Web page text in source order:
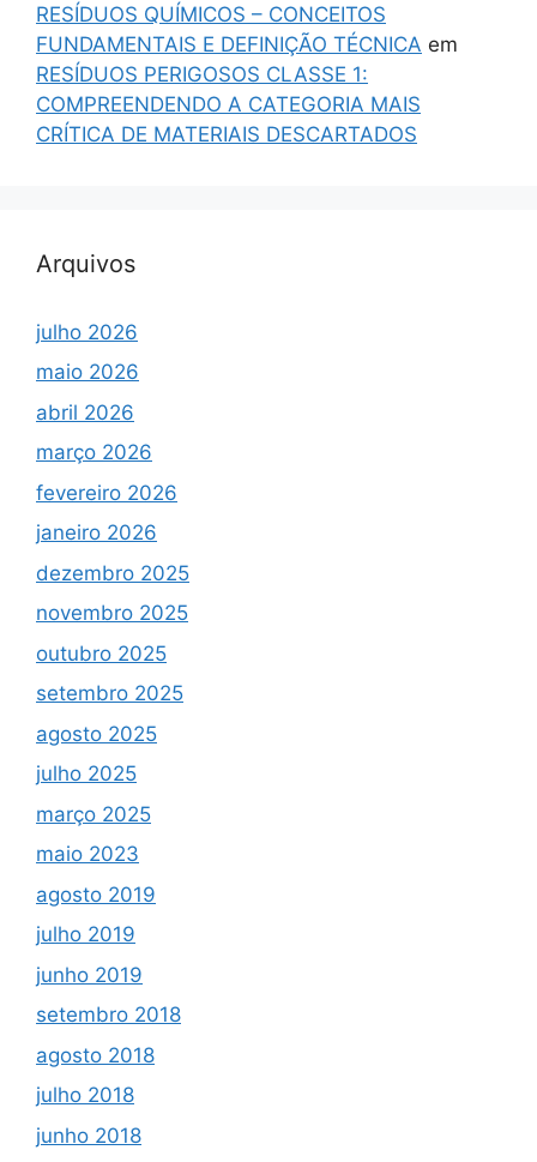
RESÍDUOS QUÍMICOS – CONCEITOS
FUNDAMENTAIS E DEFINIÇÃO TÉCNICA em
RESÍDUOS PERIGOSOS CLASSE 1:
COMPREENDENDO A CATEGORIA MAIS
CRÍTICA DE MATERIAIS DESCARTADOS
Arquivos
julho 2026
maio 2026
abril 2026
março 2026
fevereiro 2026
janeiro 2026
dezembro 2025
novembro 2025
outubro 2025
setembro 2025
agosto 2025
julho 2025
março 2025
maio 2023
agosto 2019
julho 2019
junho 2019
setembro 2018
agosto 2018
julho 2018
junho 2018